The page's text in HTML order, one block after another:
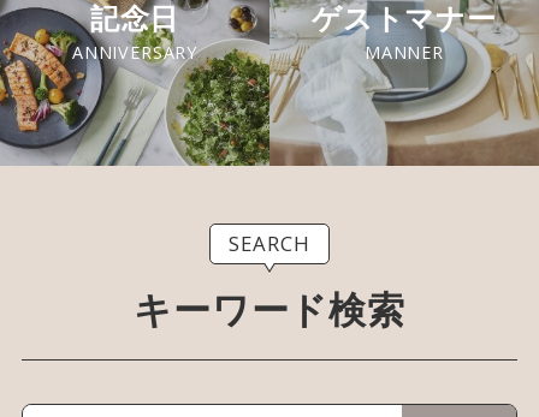
記念日
ANNIVERSARY
ゲストマナー
MANNER
SEARCH
キーワード検索